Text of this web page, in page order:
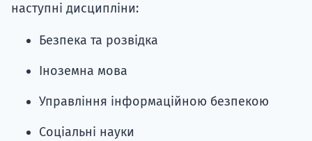
наступні дисципліни:
Безпека та розвідка
Іноземна мова
Управління інформаційною безпекою
Соціальні науки